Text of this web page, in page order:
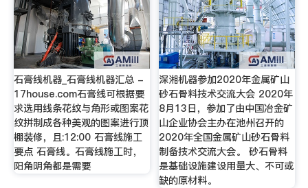
石膏线机器_石膏线机器汇总 -
17house.com石膏线可根据要
求选用线条花纹与角形或图案花
纹拼制成各种美观的图案进行顶
棚装修，且:12:00 石膏线施工
要点 石膏线。石膏线施工时，
阳角阴角都是需要
深湘机器参加2020年金属矿山
砂石骨料技术交流大会 2020年
8月13日，参加了由中国冶金矿
山企业协会主办在池州召开的
2020年全国金属矿山砂石骨料
制备技术交流大会。 砂石骨料
是基础设施建设用量大、不可或
缺的原材料。